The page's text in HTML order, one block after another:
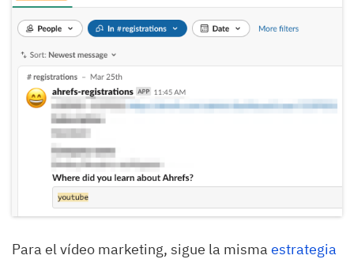
Para el vídeo marketing, sigue la misma estrategia